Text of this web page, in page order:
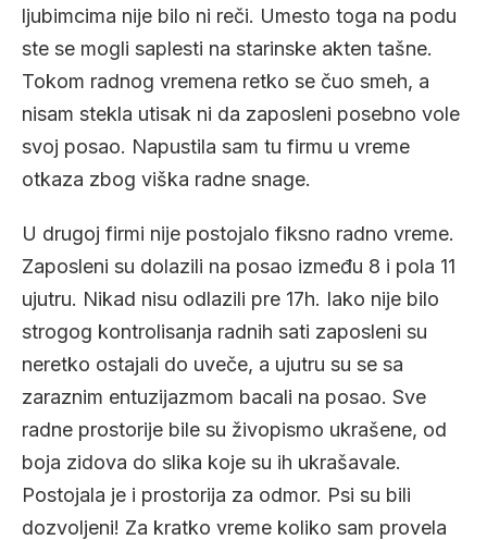
ljubimcima nije bilo ni reči. Umesto toga na podu
ste se mogli saplesti na starinske akten tašne.
Tokom radnog vremena retko se čuo smeh, a
nisam stekla utisak ni da zaposleni posebno vole
svoj posao. Napustila sam tu firmu u vreme
otkaza zbog viška radne snage.
U drugoj firmi nije postojalo fiksno radno vreme.
Zaposleni su dolazili na posao između 8 i pola 11
ujutru. Nikad nisu odlazili pre 17h. Iako nije bilo
strogog kontrolisanja radnih sati zaposleni su
neretko ostajali do uveče, a ujutru su se sa
zaraznim entuzijazmom bacali na posao. Sve
radne prostorije bile su živopismo ukrašene, od
boja zidova do slika koje su ih ukrašavale.
Postojala je i prostorija za odmor. Psi su bili
dozvoljeni! Za kratko vreme koliko sam provela